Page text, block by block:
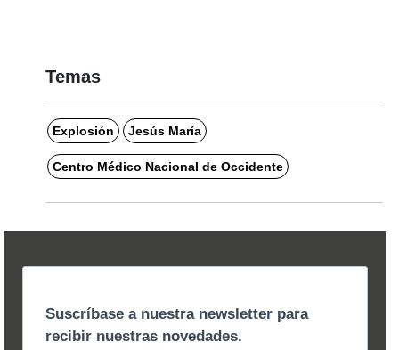
Temas
Explosión Jesús María
Centro Médico Nacional de Occidente